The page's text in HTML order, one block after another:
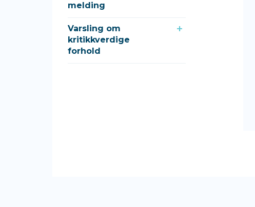
melding
Varsling om
kritikkverdige
forhold